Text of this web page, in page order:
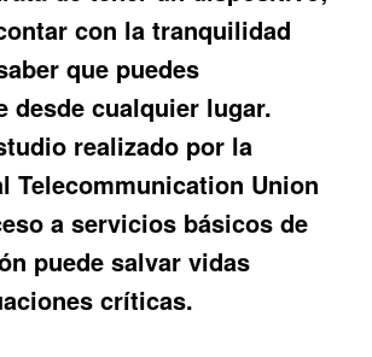
con la tranquilidad
que puedes
desde cualquier lugar.
realizado por la
Telecommunication Union
a servicios básicos de
puede salvar vidas
críticas.